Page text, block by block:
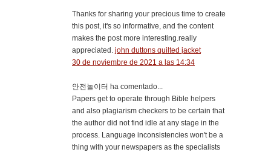
Thanks for sharing your precious time to create
this post, it's so informative, and the content
makes the post more interesting.really
appreciated. john duttons quilted jacket
30 de noviembre de 2021 a las 14:34
안전놀이터 ha comentado...
Papers get to operate through Bible helpers
and also plagiarism checkers to be certain that
the author did not find idle at any stage in the
process. Language inconsistencies won't be a
thing with your newspapers as the specialists